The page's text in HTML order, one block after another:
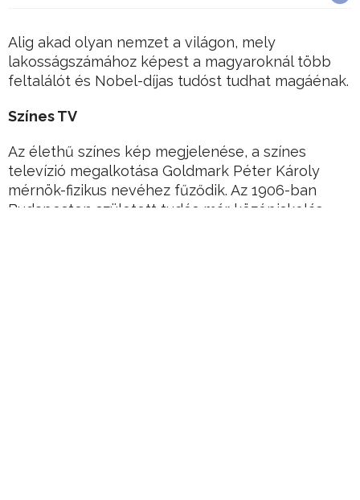
Alig akad olyan nemzet a világon, mely
lakosságszámához képest a magyaroknál több
feltalálót és Nobel-díjas tudóst tudhat magáénak.
Színes TV
Az élethű színes kép megjelenése, a színes
televízió megalkotása Goldmark Péter Károly
mérnök-fizikus nevéhez fűződik. Az 1906-ban
Budapesten született tudós már középiskolás